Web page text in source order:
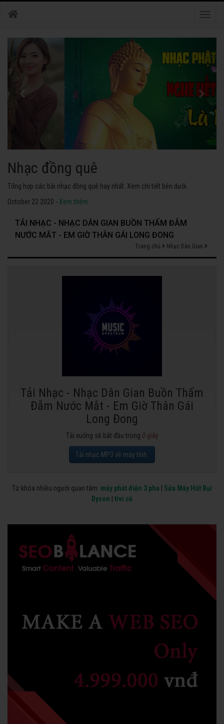
Toggle
Nhạc phật
Tuyển tập các bài nhạc thánh ca hay nhất. Không thể không nghe thử.
October 22 2020 - Xem thêm
TẢI NHẠC - NHẠC DÂN GIAN BUỒN THẤM ĐẪM
NƯỚC MẮT - EM GIỜ THÂN GÁI LONG ĐONG
Trang chủ Nhạc Dân Gian
Tải Nhạc - Nhạc Dân Gian Buồn Thấm
Đẫm Nước Mắt - Em Giờ Thân Gái
Long Đong
Tải xuống sẽ bắt đầu trong 0 giây
Tải nhạc MP3 về máy tính.
Từ khóa nhiều người quan tâm: máy phát điện 3 pha
Sửa Máy Hút Bụi
Dyson
tivi cũ